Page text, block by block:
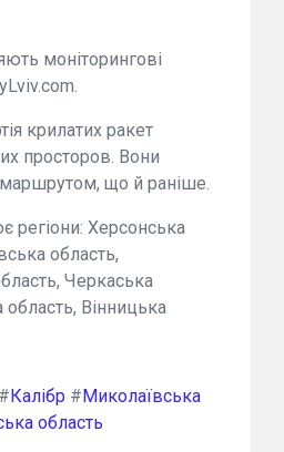
моніторингові
крилатих ракет
просторов. Вони
що й раніше.
регіони: Херсонська
область,
Черкаська
область, Вінницька
#Калібр #Миколаївська
область